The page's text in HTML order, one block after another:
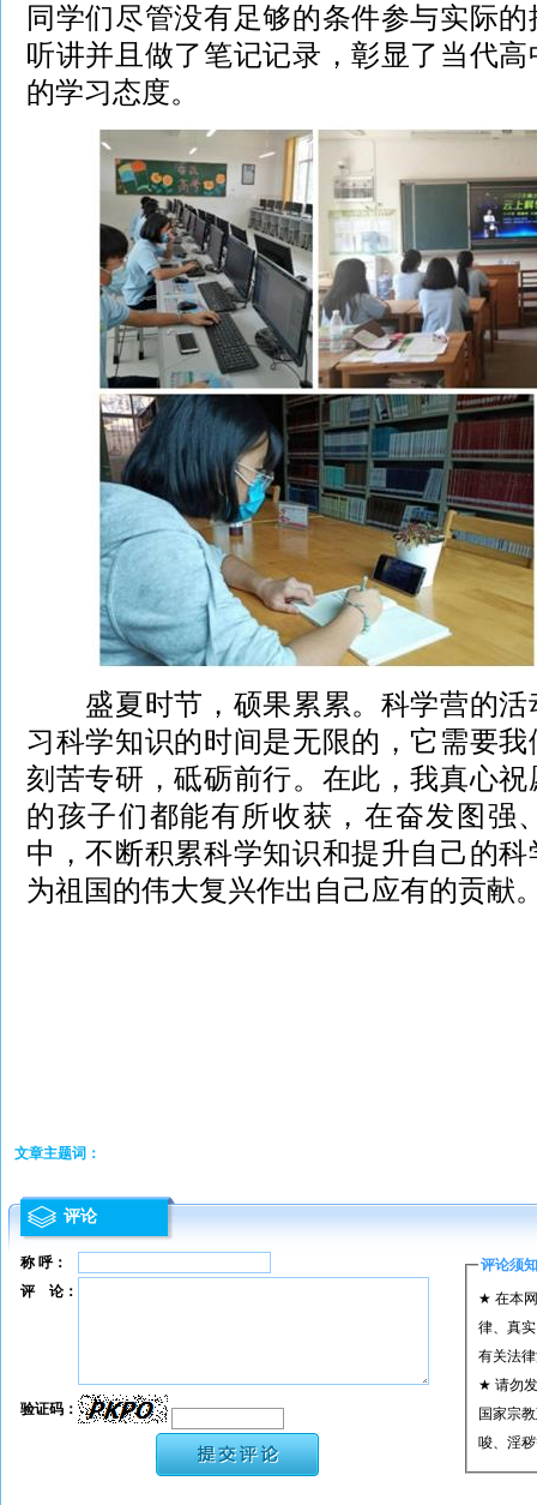
同学们尽管没有足够的条件参与实际
听讲并且做了笔记记录，彰显了当代
的学习态度。
盛夏时节，硕果累累。科学营的活
习科学知识的时间是无限的，它需要
刻苦专研，砥砺前行。在此，我真心
的孩子们都能有所收获，在奋发图强
中，不断积累科学知识和提升自己的
为祖国的伟大复兴作出自己应有的贡献
文章主题词：
评论
称 呼： 评论须知
★ 在本
律、真
有关法
★ 请勿
国家宗
唆、淫
★ 承担
评 论：
验证码：